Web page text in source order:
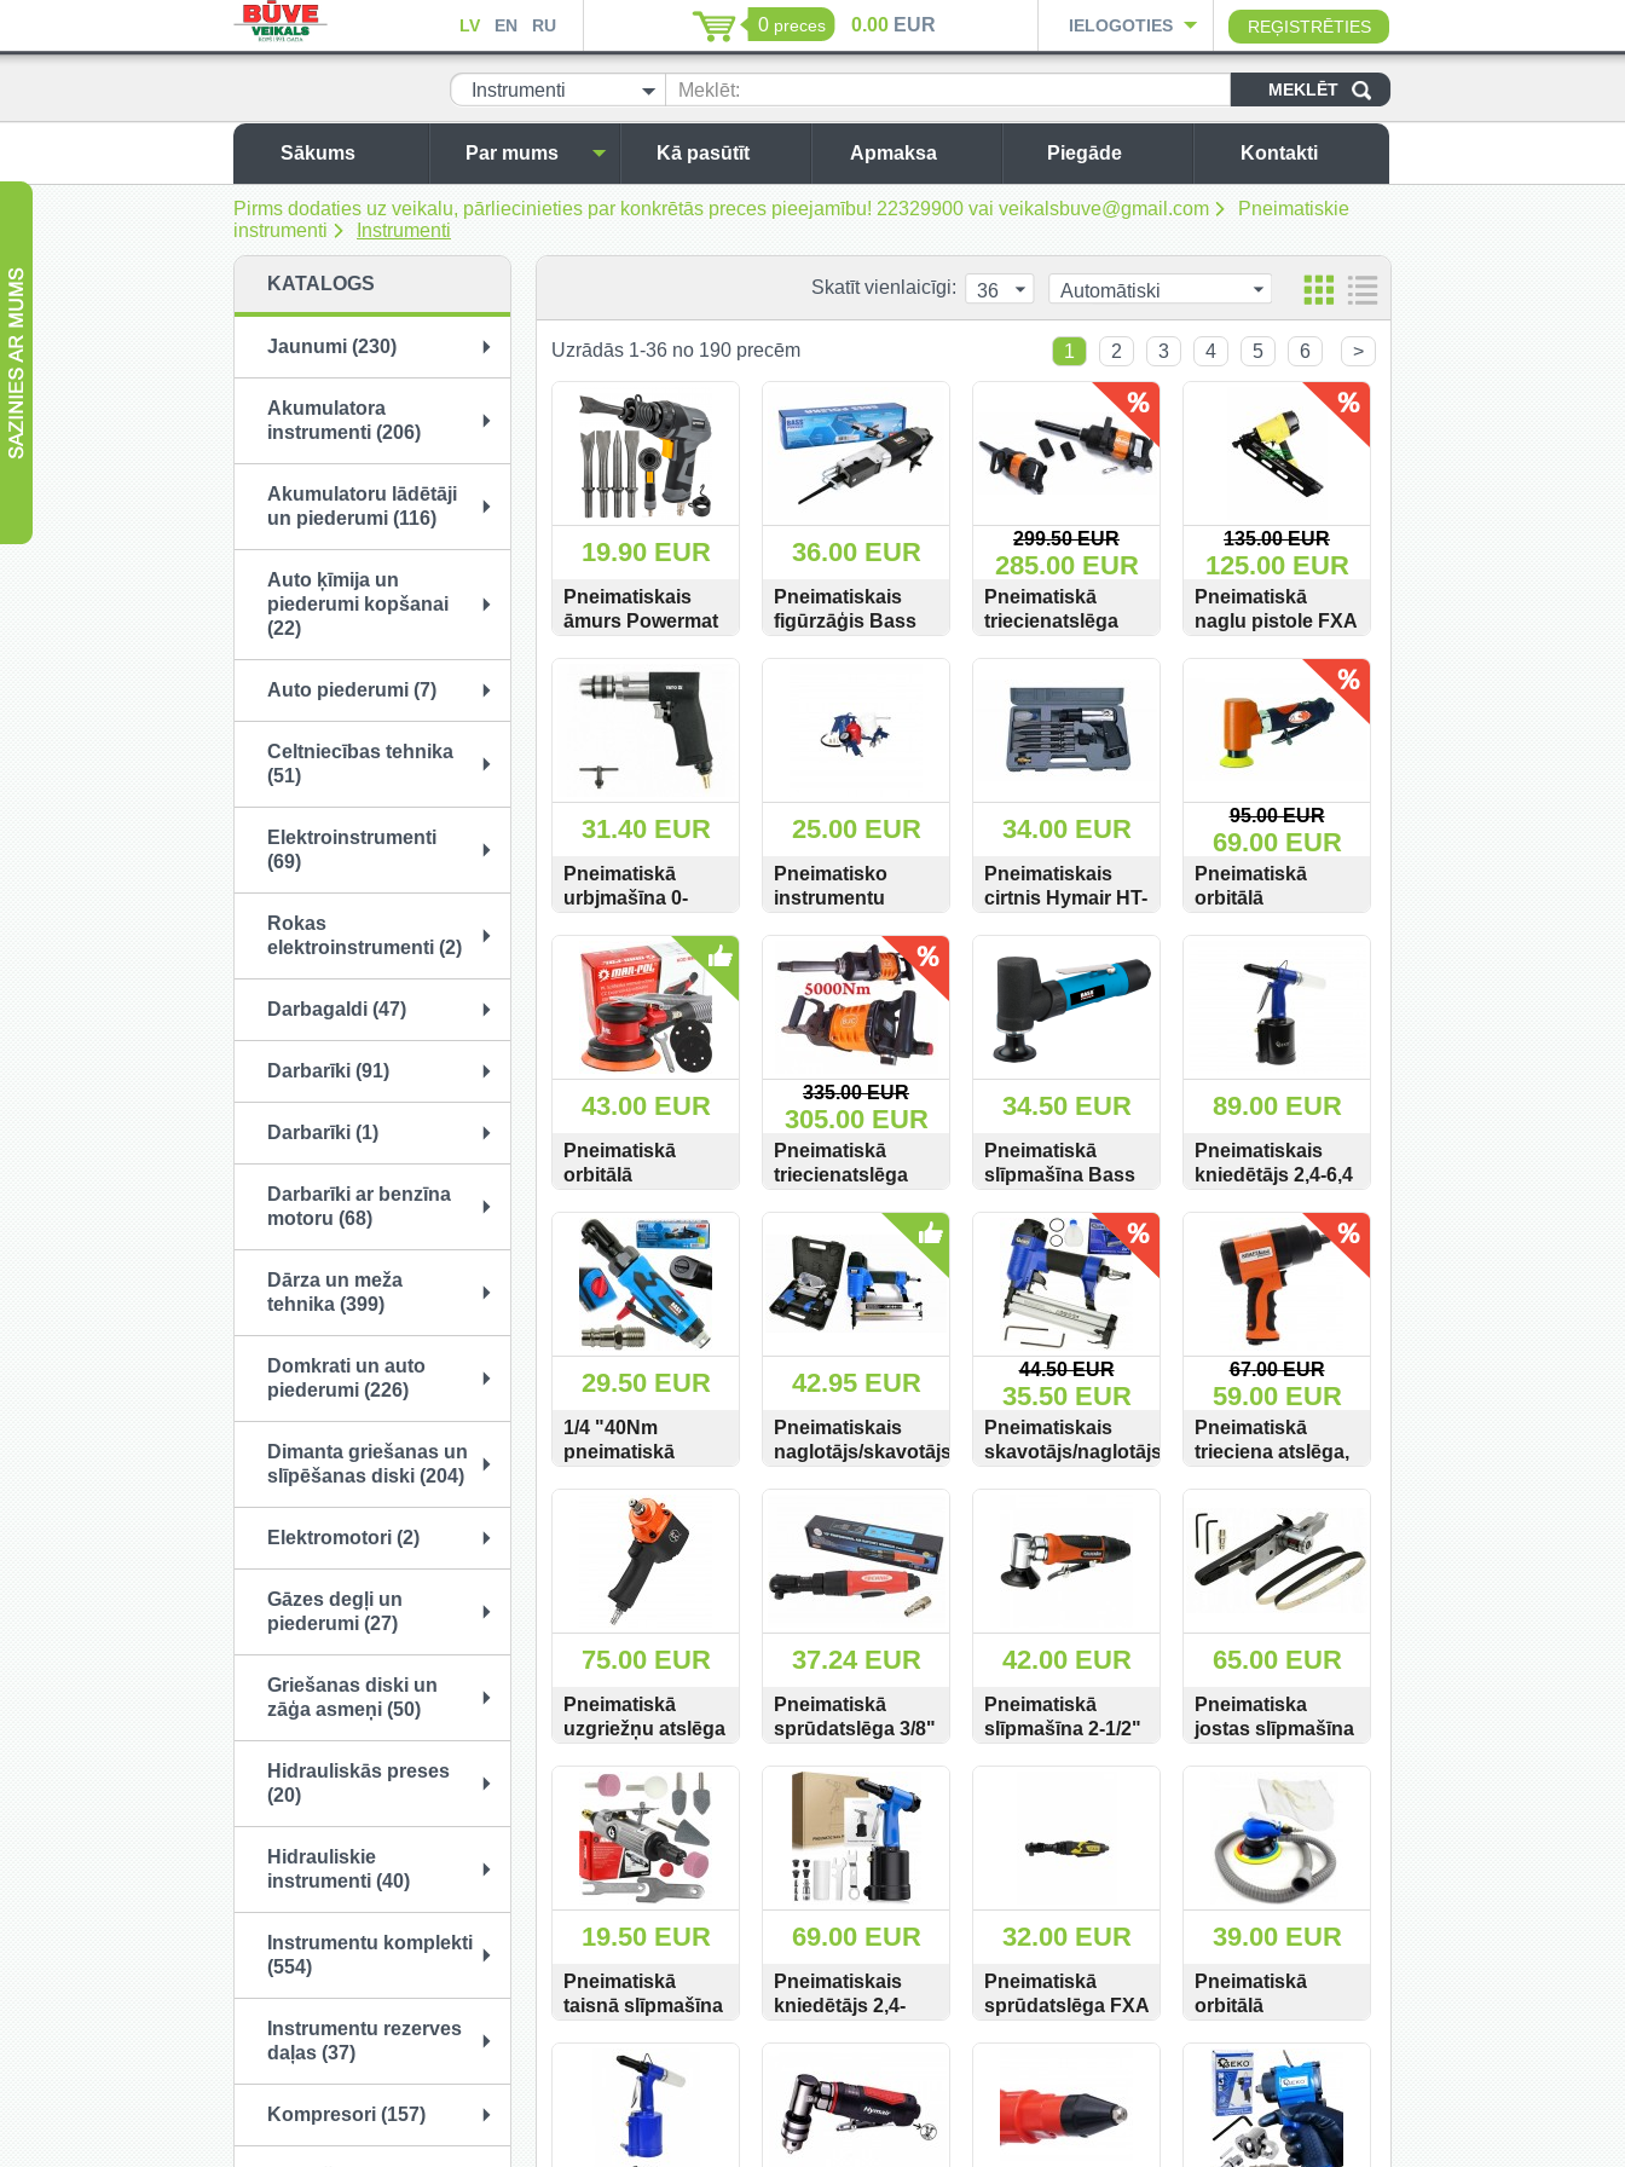
LV EN RU 0 preces 0.00EUR IELOGOTIES REĢISTRĒTIES
Instrumenti Meklēt:
Sākums Par mums Kā pasūtīt Apmaksa Piegāde Kontakti
Pirms dodaties uz veikalu, pārliecinieties par konkrētās preces pieejamību! 22329900 vai veikalsbuve@gmail.com
Pneimatiskie
instrumenti
Instrumenti
KATALOGS
Jaunumi (230)
Akumulatora
instrumenti (206)
Akumulatoru lādētāji
un piederumi (116)
Auto ķīmija un
piederumi kopšanai
(22)
Auto piederumi (7)
Celtniecības tehnika
(51)
Elektroinstrumenti
(69)
Rokas
elektroinstrumenti (2)
Darbagaldi (47)
Darbarīki (91)
Darbarīki (1)
Darbarīki ar benzīna
motoru (68)
Dārza un meža
tehnika (399)
Domkrati un auto
piederumi (226)
Dimanta griešanas un
slīpēšanas diski (204)
Elektromotori (2)
Gāzes degļi un
piederumi (27)
Griešanas diski un
zāģa asmeņi (50)
Hidrauliskās preses
(20)
Hidrauliskie
instrumenti (40)
Instrumentu komplekti
(554)
Instrumentu rezerves
daļas (37)
Kompresori (157)
Skatīt vienlaicīgi: 36 Automātiski
Uzrādās 1-36 no 190 precēm 1 2 3 4 5 6 >
19.90 EUR
Pneimatiskais
āmurs Powermat
SKATĪT PIRKT
36.00 EUR
Pneimatiskais
figūrzāģis Bass
SKATĪT PIRKT
299.50 EUR
285.00 EUR
Pneimatiskā
triecienatslēga
SKATĪT PIRKT
135.00 EUR
125.00 EUR
Pneimatiskā
naglu pistole FXA
SKATĪT PIRKT
31.40 EUR
Pneimatiskā
urbjmašīna 0-
180L/min Yato YT-
0970
SKATĪT PIRKT
25.00 EUR
Pneimatisko
instrumentu
Kraft&Dele
SKATĪT PIRKT
34.00 EUR
Pneimatiskais
cirtnis Hymair HT-
SKATĪT PIRKT
95.00 EUR
69.00 EUR
Pneimatiskā
orbitālā
SKATĪT PIRKT
43.00 EUR
Pneimatiskā
orbitālā
150mm MarPol
M80582
SKATĪT PIRKT
335.00 EUR
305.00 EUR
Pneimatiskā
triecienatslēga
SKATĪT PIRKT
34.50 EUR
Pneimatiskā
slīpmašīna Bass
50mm
SKATĪT PIRKT
89.00 EUR
Pneimatiskais
kniedētājs 2,4-6,4
SKATĪT PIRKT
29.50 EUR
1/4 "40Nm
pneimatiskā
Bp4315
SKATĪT PIRKT
42.95 EUR
Pneimatiskais
naglotājs/skavotājs
SKATĪT PIRKT
44.50 EUR
35.50 EUR
Pneimatiskais
skavotājs/naglotājs
SKATĪT PIRKT
67.00 EUR
59.00 EUR
Pneimatiskā
trieciena atslēga,
KD1429
SKATĪT PIRKT
75.00 EUR
Pneimatiskā
uzgriežņu atslēga
850Nm M80529
BJC
SKATĪT PIRKT
37.24 EUR
Pneimatiskā
sprūdatslēga 3/8"
5059A
SKATĪT PIRKT
42.00 EUR
Pneimatiskā
slīpmašīna 2-1/2"
SKATĪT PIRKT
65.00 EUR
Pneimatiska
jostas slīpmašīna
SKATĪT PIRKT
19.50 EUR
Pneimatiskā
taisnā slīpmašīna
Marpol
SKATĪT PIRKT
69.00 EUR
Pneimatiskais
kniedētājs 2,4-
SKATĪT PIRKT
32.00 EUR
Pneimatiskā
sprūdatslēga FXA
SKATĪT PIRKT
39.00 EUR
Pneimatiskā
orbitālā
150mm Silver
S10481
SKATĪT PIRKT